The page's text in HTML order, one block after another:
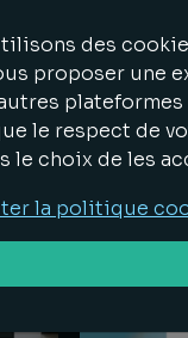
Lire la suite
des
proposer une
le respect de
le choix de les
la politique